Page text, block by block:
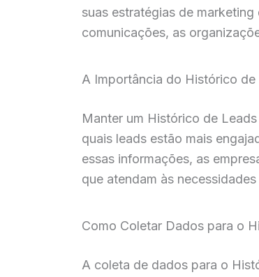
suas estratégias de
comunicações, as
A Importância do Histórico de
Manter um Histórico de
quais leads estão mais
essas informações, as
que atendam às
Como Coletar Dados para o
A coleta de dados para o